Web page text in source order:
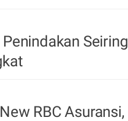
Seiring
RBC Asuransi,